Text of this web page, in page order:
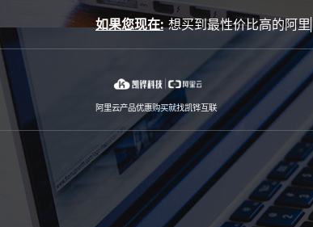
to
content
如果您现在:
阿里云产品优惠购买就找凯铧互联